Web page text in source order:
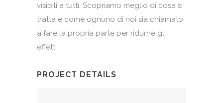
visibili a tutti. Scopriamo meglio di cosa si
tratta e come ognuno di noi sia chiamato
a fare la propria parte per ridurne gli
effetti
PROJECT DETAILS